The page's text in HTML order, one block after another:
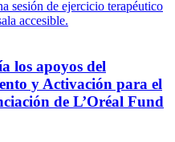
los apoyos del
y Activación para el
de L’Oréal Fund